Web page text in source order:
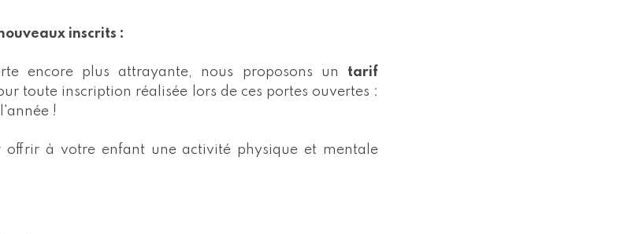
inscrits :
encore plus attrayante, nous proposons un tarif
toute inscription réalisée lors de ces portes ouvertes :
!
offrir à votre enfant une activité physique et mentale